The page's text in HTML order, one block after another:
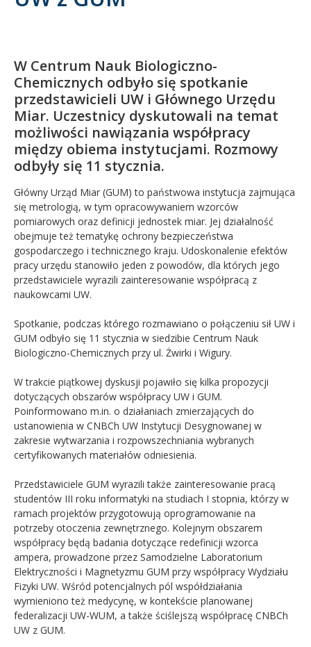
Absolwent
W Centrum Nauk Biologiczno-
Chemicznych odbyło się spotkanie
przedstawicieli UW i Głównego Urzędu
Miar. Uczestnicy dyskutowali na temat
możliwości nawiązania współpracy
między obiema instytucjami. Rozmowy
odbyły się 11 stycznia.
Główny Urząd Miar (GUM) to państwowa instytucja zajmująca
się metrologią, w tym opracowywaniem wzorców
pomiarowych oraz definicji jednostek miar. Jej działalność
obejmuje też tematykę ochrony bezpieczeństwa
gospodarczego i technicznego kraju. Udoskonalenie efektów
pracy urzędu stanowiło jeden z powodów, dla których jego
przedstawiciele wyrazili zainteresowanie współpracą z
naukowcami UW.
Spotkanie, podczas którego rozmawiano o połączeniu sił UW i
GUM odbyło się 11 stycznia w siedzibie Centrum Nauk
Biologiczno-Chemicznych przy ul. Żwirki i Wigury.
W trakcie piątkowej dyskusji pojawiło się kilka propozycji
dotyczących obszarów współpracy UW i GUM.
Poinformowano m.in. o działaniach zmierzających do
ustanowienia w CNBCh UW Instytucji Desygnowanej w
zakresie wytwarzania i rozpowszechniania wybranych
certyfikowanych materiałów odniesienia.
Przedstawiciele GUM wyrazili także zainteresowanie pracą
studentów III roku informatyki na studiach I stopnia, którzy w
ramach projektów przygotowują oprogramowanie na
potrzeby otoczenia zewnętrznego. Kolejnym obszarem
współpracy będą badania dotyczące redefinicji wzorca
ampera, prowadzone przez Samodzielne Laboratorium
Elektryczności i Magnetyzmu GUM przy współpracy Wydziału
Fizyki UW. Wśród potencjalnych pól współdziałania
wymieniono też medycynę, w kontekście planowanej
federalizacji UW-WUM, a także ściślejszą współpracę CNBCh
UW z GUM.